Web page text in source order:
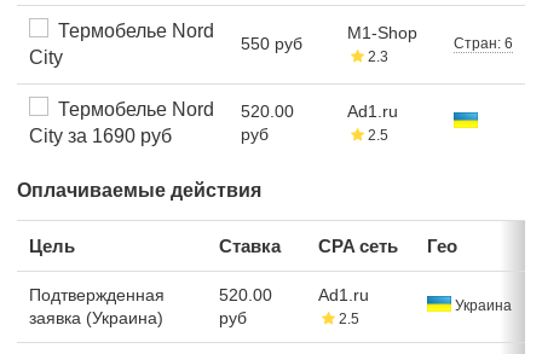
Термобелье Nord
City
550 руб
M1-Shop
2.3
Стран: 6
Термобелье Nord
City за 1690 руб
520.00
руб
Ad1.ru
2.5
Оплачиваемые действия
Цель Ставка CPA сеть Гео
Подтвержденная
заявка (Украина)
520.00
руб
Ad1.ru
2.5
Украина